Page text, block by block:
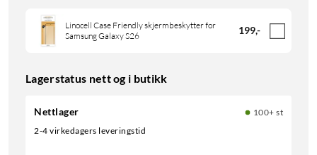
Linocell Case Friendly skjermbeskytter for
Samsung Galaxy S26
199,-
Lagerstatus nett og i butikk
Nettlager
100+ st
2-4 virkedagers leveringstid